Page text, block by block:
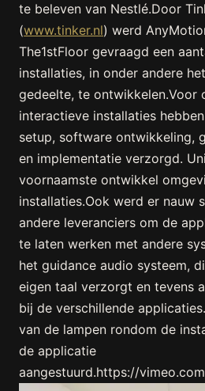
te beleven van Nestlé.Door
(www.tinker.nl) werd
The1stFloor gevraagd een
installaties, in onder andere
gedeelte, te ontwikkelen.Voor
interactieve installaties
setup, software ontwikkeling,
en implementatie verzorgd.
voornaamste ontwikkel
installaties.Ook werd er nauw
andere leveranciers om de
te laten werken met andere
het guidance audio systeem,
eigen taal verzorgt en tevens
bij de verschillende
van de lampen rondom de
de applicatie
aangestuurd.https://